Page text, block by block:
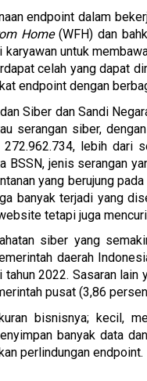
endpoint dalam
Home (WFH) dan
karyawan untuk
celah yang dapat
endpoint dengan
Siber dan Sandi
serangan siber,
272.962.734, lebih dari
BSSN, jenis serangan
yang berujung
banyak terjadi yang
tetapi juga
siber yang
daerah
2022. Sasaran
pusat (3,86
bisnisnya; kecil,
banyak data
perlindungan endpoint.